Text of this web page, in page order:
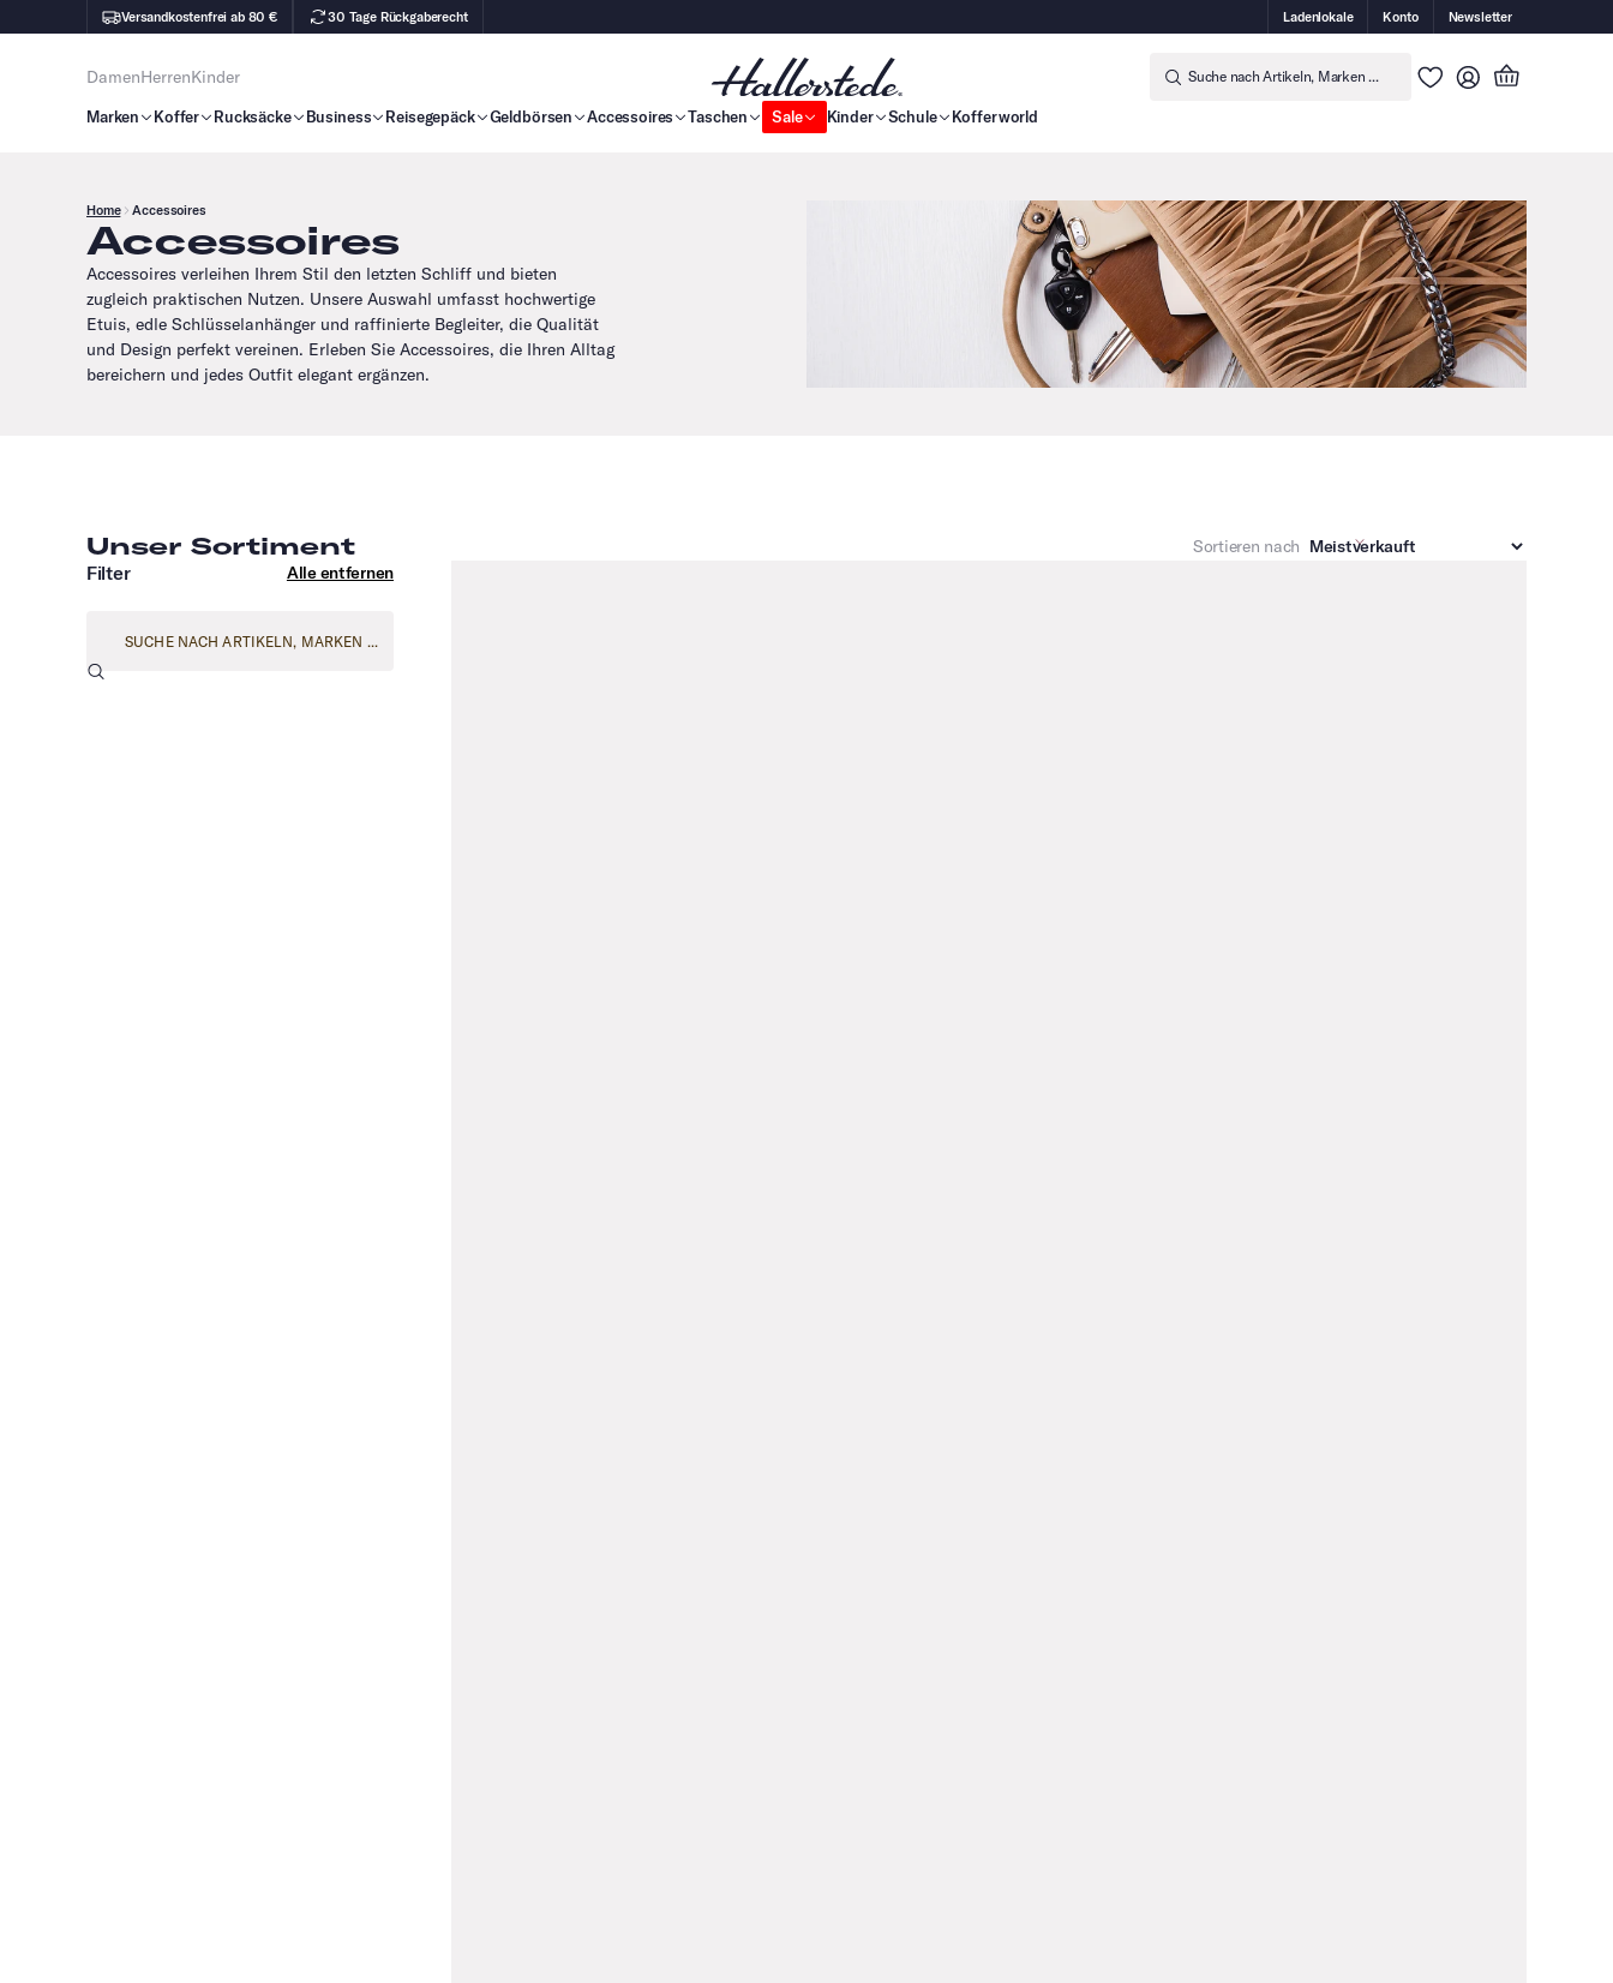
Versandkostenfrei ab 80 € 30 Tage Rückgaberecht Ladenlokale Konto Newsletter
DamenHerrenKinder Suche nach Artikeln, Marken ...
Marken Koffer Rucksäcke Business Reisegepäck Geldbörsen Accessoires Taschen Sale Kinder Schule Kofferworld
Home Accessoires
Accessoires
Accessoires verleihen Ihrem Stil den letzten Schliff und bieten
zugleich praktischen Nutzen. Unsere Auswahl umfasst hochwertige
Etuis, edle Schlüsselanhänger und raffinierte Begleiter, die Qualität
und Design perfekt vereinen. Erleben Sie Accessoires, die Ihren Alltag
bereichern und jedes Outfit elegant ergänzen.
Unser Sortiment Sortieren nach
Filter Alle entfernen